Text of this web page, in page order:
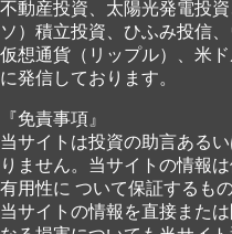
不動産投資、太陽光発電投
ソ）積立投資、ひふみ投信
仮想通貨（リップル）、米
に発信しております。
『免責事項』
当サイトは投資の助言ある
りません。当サイトの情報
有用性に ついて保証するも
当サイトの情報を直接また